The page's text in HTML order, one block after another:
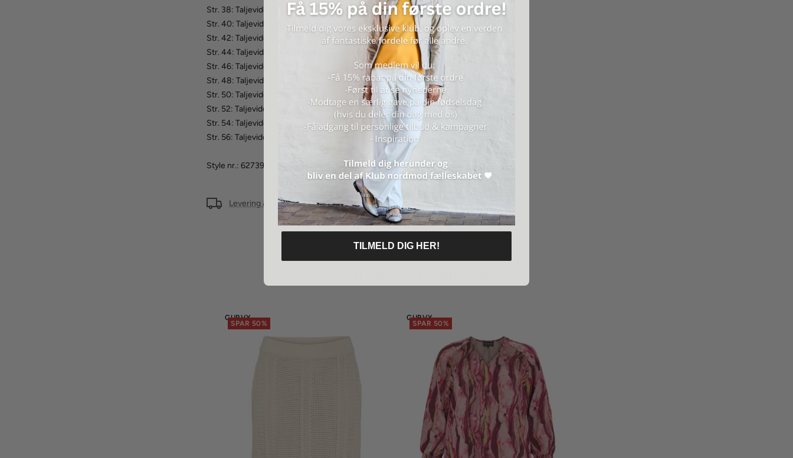
Str. 38: Taljevidde 67 cm. – 88 cm.
Str. 40: Taljevidde 72 cm. – 93 cm.
Str. 42: Taljevidde 77 cm. – 98 cm.
Str. 44: Taljevidde 82 cm. – 103 cm.
Str. 46: Taljevidde 87 cm. – 108 cm.
Str. 48: Taljevidde 93 cm. – 113 cm.
Str. 50: Taljevidde 99 cm. – 118 cm.
Str. 52: Taljevidde 105 cm. – 124 cm.
Str. 54: Taljevidde 111 cm. – 130 cm.
Str. 56: Taljevidde 117 cm. – 136 cm.
Style nr.: 62739
Levering & returnering
SPAR 50%
CURVY
SPAR 50%
CURVY
TILMELD DIG HER!